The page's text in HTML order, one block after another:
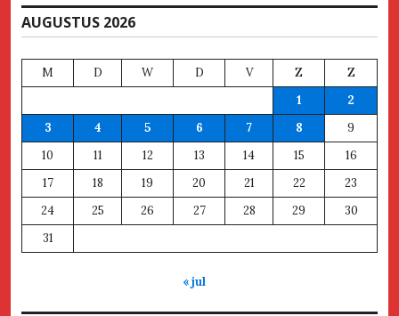
AUGUSTUS 2026
M D W D V Z
Z
1
2
3
4 5 6 7 8
9
10
11 12 13 14 15
16
17
18 19 20 21 22
23
24
25 26 27 28 29
30
31
« jul